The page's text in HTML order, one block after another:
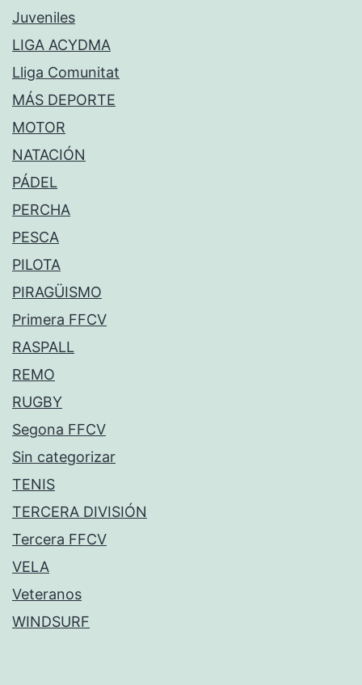
Juveniles
LIGA ACYDMA
Lliga Comunitat
MÁS DEPORTE
MOTOR
NATACIÓN
PÁDEL
PERCHA
PESCA
PILOTA
PIRAGÜISMO
Primera FFCV
RASPALL
REMO
RUGBY
Segona FFCV
Sin categorizar
TENIS
TERCERA DIVISIÓN
Tercera FFCV
VELA
Veteranos
WINDSURF